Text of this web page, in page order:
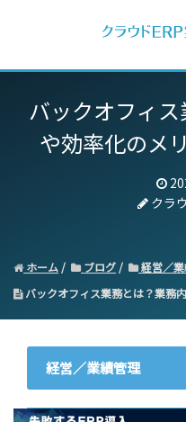
バックオフィス
や効率化のメ
クラ
ホーム ブログ
経営／
バックオフィス業務とは？業務
経営／業績管理